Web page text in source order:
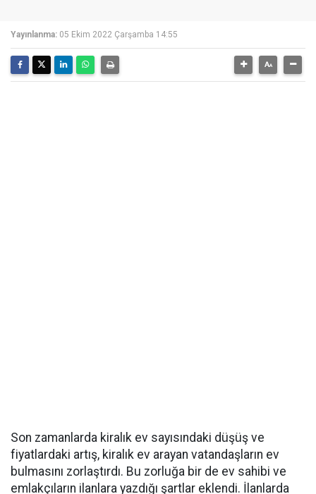
Yayınlanma: 05 Ekim 2022 Çarşamba 14:55
Son zamanlarda kiralık ev sayısındaki düşüş ve
fiyatlardaki artış, kiralık ev arayan vatandaşların ev
bulmasını zorlaştırdı. Bu zorluğa bir de ev sahibi ve
emlakçıların ilanlara yazdığı şartlar eklendi. İlanlarda